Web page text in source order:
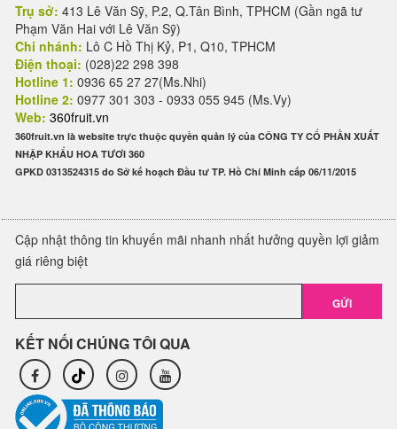
Trụ sở: 413 Lê Văn Sỹ, P.2, Q.Tân Bình, TPHCM (Gần ngã tư
Phạm Văn Hai với Lê Văn Sỹ)
Chi nhánh: Lô C Hồ Thị Kỷ, P1, Q10, TPHCM
Điện thoại: (028)22 298 398
Hotline 1: 0936 65 27 27(Ms.Nhi)
Hotline 2: 0977 301 303 - 0933 055 945 (Ms.Vy)
Web: 360fruit.vn
360fruit.vn là website trực thuộc quyền quản lý của CÔNG TY CỔ PHẦN XUẤT
NHẬP KHẨU HOA TƯƠI 360
GPKD 0313524315 do Sở kế hoạch Đầu tư TP. Hồ Chí Minh cấp 06/11/2015
Cập nhật thông tin khuyến mãi nhanh nhất hưởng quyền lợi giảm
giá riêng biệt
GỬI
KẾT NỐI CHÚNG TÔI QUA